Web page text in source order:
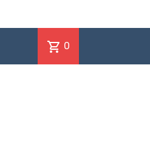
shopping_cart 0